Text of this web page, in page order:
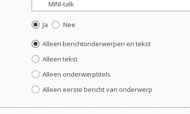
Ja Nee
Alleen berichtonderwerpen en tekst
Alleen tekst
Alleen onderwerptitels
Alleen eerste bericht van onderwerp